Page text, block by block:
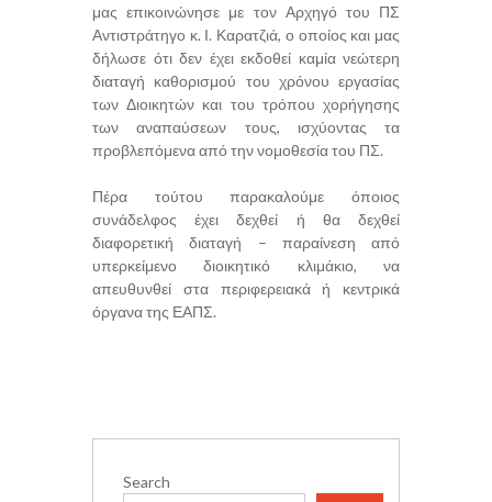
μας επικοινώνησε με τον Αρχηγό του ΠΣ
Αντιστράτηγο κ. Ι. Καρατζιά, ο οποίος και μας
δήλωσε ότι δεν έχει εκδοθεί καμία νεώτερη
διαταγή καθορισμού του χρόνου εργασίας
των Διοικητών και του τρόπου χορήγησης
των αναπαύσεων τους, ισχύοντας τα
προβλεπόμενα από την νομοθεσία του ΠΣ.
Πέρα τούτου παρακαλούμε όποιος
συνάδελφος έχει δεχθεί ή θα δεχθεί
διαφορετική διαταγή – παραίνεση από
υπερκείμενο διοικητικό κλιμάκιο, να
απευθυνθεί στα περιφερειακά ή κεντρικά
όργανα της ΕΑΠΣ.
Search